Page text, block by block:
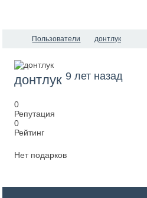
Пользователи донтлук
донтлук 9 лет назад
0
Репутация
0
Рейтинг
Нет подарков